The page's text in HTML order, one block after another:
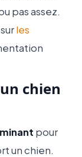
pas assez.
les
chien
pour
un chien.